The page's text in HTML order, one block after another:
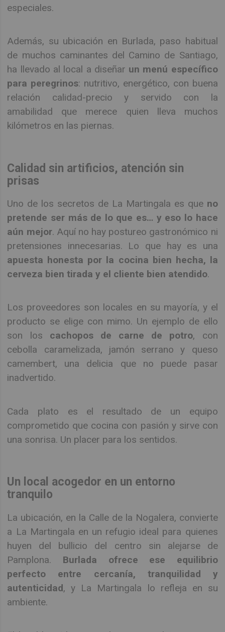
especiales.
Además, su ubicación en Burlada, paso habitual
de muchos caminantes del Camino de Santiago,
ha llevado al local a diseñar un menú específico
para peregrinos: nutritivo, energético, con buena
relación calidad-precio y servido con la
amabilidad que merece quien lleva muchos
kilómetros en las piernas.
Calidad sin artificios, atención sin
prisas
Uno de los secretos de La Martingala es que no
pretende ser más de lo que es… y eso lo hace
aún mejor. Aquí no hay postureo gastronómico ni
pretensiones innecesarias. Lo que hay es una
apuesta honesta por la cocina bien hecha, la
cerveza bien tirada y el cliente bien atendido.
Los proveedores son locales en su mayoría, y el
producto se elige con mimo. Un ejemplo de ello
son los cachopos de carne de potro, con
cebolla caramelizada, jamón serrano y queso
camembert, una delicia que no puede pasar
inadvertido.
Cada plato es el resultado de un equipo
comprometido que cocina con pasión y sirve con
una sonrisa. Un placer para los sentidos.
Un local acogedor en un entorno
tranquilo
La ubicación, en la Calle de la Nogalera, convierte
a La Martingala en un refugio ideal para quienes
huyen del bullicio del centro sin alejarse de
Pamplona. Burlada ofrece ese equilibrio
perfecto entre cercanía, tranquilidad y
autenticidad, y La Martingala lo refleja en su
ambiente.